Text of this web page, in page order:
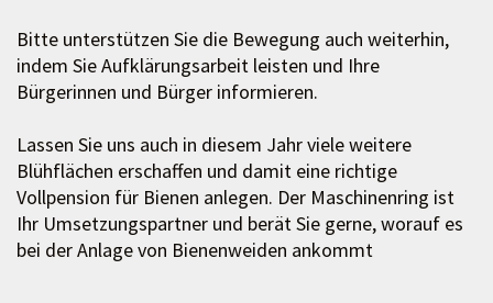
Bitte unterstützen Sie die Bewegung auch weiterhin,
indem Sie Aufklärungsarbeit leisten und Ihre
Bürgerinnen und Bürger informieren.
Lassen Sie uns auch in diesem Jahr viele weitere
Blühflächen erschaffen und damit eine richtige
Vollpension für Bienen anlegen. Der Maschinenring ist
Ihr Umsetzungspartner und berät Sie gerne, worauf es
bei der Anlage von Bienenweiden ankommt